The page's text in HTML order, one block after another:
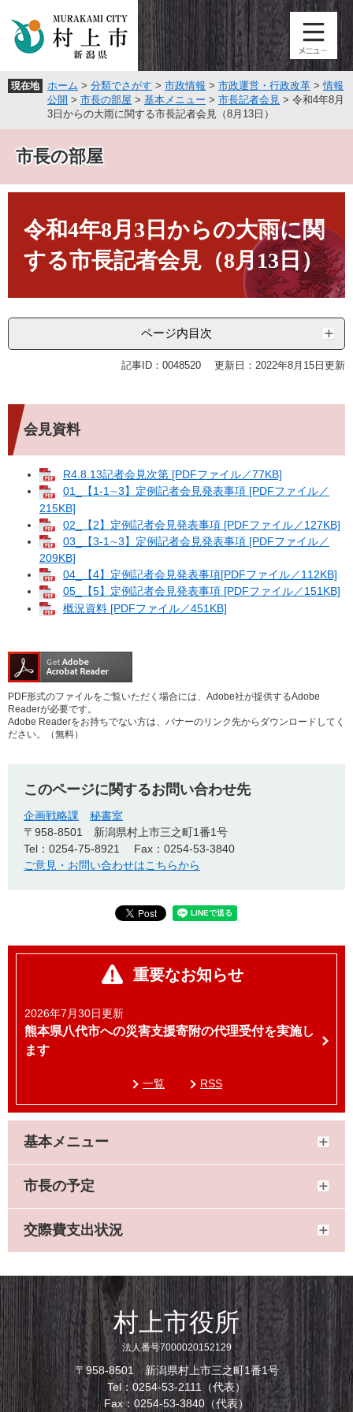
頭
飛
へ
現在地 ホーム > 分類でさがす > 市政情報 > 市政運営・行政改革 >情報
公開 > 市長の部屋 > 基本メニュー > 市長記者会見 > 令和4年8月
3日からの大雨に関する市長記者会見（8月13日）
市長の部屋
令和4年8月3日からの大雨に関
する市長記者会見（8月13日）
ページ内目次
記事ID：0048520 更新日：2022年8月15日更新
会見資料
R4.8.13記者会見次第 [PDFファイル／77KB]
01_【1-1∼3】定例記者会見発表事項 [PDFファイル／
215KB]
02_【2】定例記者会見発表事項 [PDFファイル／127KB]
03_【3-1∼3】定例記者会見発表事項 [PDFファイル／
209KB]
04_【4】定例記者会見発表事項[PDFファイル／112KB]
05_【5】定例記者会見発表事項 [PDFファイル／151KB]
概況資料 [PDFファイル／451KB]
PDF形式のファイルをご覧いただく場合には、Adobe社が提供するAdobe
Readerが必要です。
Adobe Readerをお持ちでない方は、バナーのリンク先からダウンロードしてく
ださい。（無料）
このページに関するお問い合わせ先
企画戦略課
秘書室
〒958-8501
新潟県村上市三之町1番1号
Tel：0254-75-8921
Fax：0254-53-3840
ご意見・お問い合わせはこちらから
重要なお知らせ
2026年7月30日更新
熊本県八代市への災害支援寄附の代理受付を実施し
ます
一覧 RSS
基本メニュー
市長の予定
交際費支出状況
村上市役所
法人番号7000020152129
〒958-8501 新潟県村上市三之町1番1号
Tel：0254-53-2111（代表）
Fax：0254-53-3840（代表）